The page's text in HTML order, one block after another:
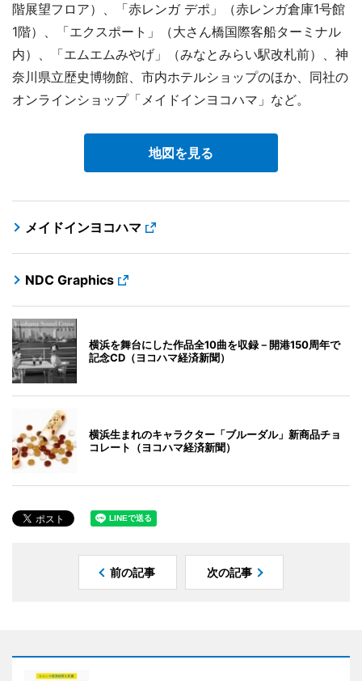
階展望フロア）、「赤レンガ デポ」（赤レンガ倉庫1号館
1階）、「エクスポート」（大さん橋国際客船ターミナル
内）、「エムエムみやげ」（みなとみらい駅改札前）、神
奈川県立歴史博物館、市内ホテルショップのほか、同社の
オンラインショップ「メイドインヨコハマ」など。
地図を見る
メイドインヨコハマ
NDC Graphics
横浜を舞台にした作品全10曲を収録－開港150周年で
記念CD（ヨコハマ経済新聞）
横浜生まれのキャラクター「ブルーダル」新商品チョ
コレート（ヨコハマ経済新聞）
前の記事 次の記事